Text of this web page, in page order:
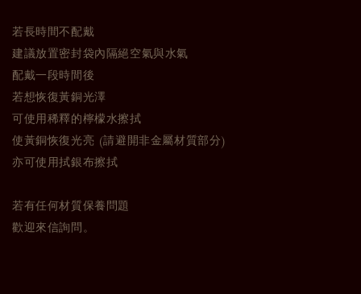
若長時間不配戴
建議放置密封袋內隔絕空氣與水氣
配戴一段時間後
若想恢復黃銅光澤
可使用稀釋的檸檬水擦拭
使黃銅恢復光亮 (請避開非金屬材質部分)
亦可使用拭銀布擦拭
若有任何材質保養問題
歡迎來信詢問。